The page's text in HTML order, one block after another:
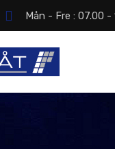
Mån - Fre : 07.00 -